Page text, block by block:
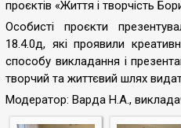
проєктів «Життя і творчість
Особисті проєкти
18.4.0д, які проявили
способу викладання і
творчий та життєвий шлях
Модератор: Варда Н.А.,